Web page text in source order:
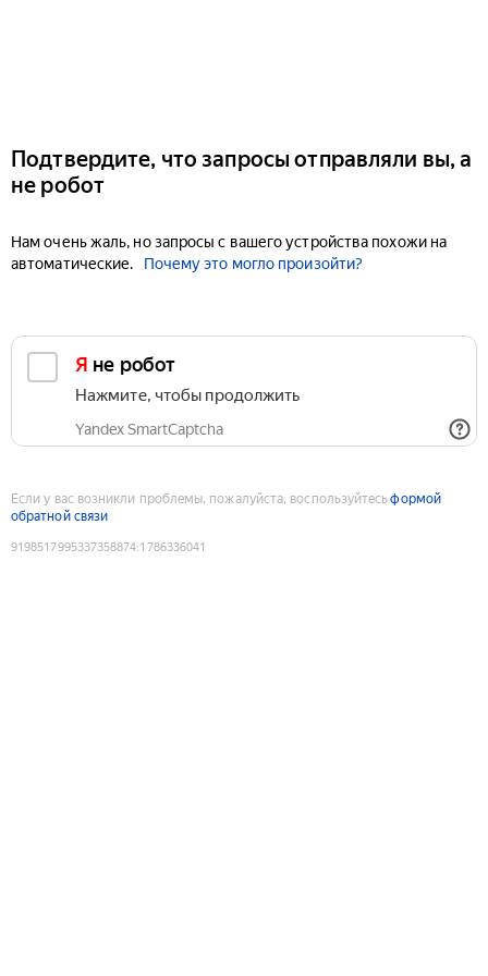
Подтвердите, что запросы отправляли вы, а
не робот
Нам очень жаль, но запросы с вашего устройства похожи на
автоматические.
Почему это могло произойти?
Я не робот
Нажмите, чтобы продолжить
Yandex SmartCaptcha
Если у вас возникли проблемы, пожалуйста, воспользуйтесьформой
обратной связи
9198517995337358874:1786336041